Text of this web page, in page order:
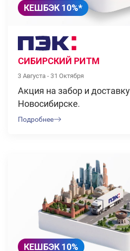
КЕШБЭК 10%*
СИБИРСКИЙ РИТМ
3 Августа - 31 Октября
Акция на забор и
Новосибирске.
Подробнее
КЕШБЭК 10%